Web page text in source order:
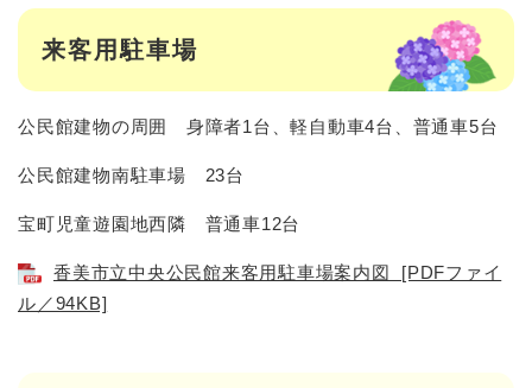
来客用駐車場
公民館建物の周囲 身障者1台、軽自動車4台、普通車5台
公民館建物南駐車場 23台
宝町児童遊園地西隣 普通車12台
香美市立中央公民館来客用駐車場案内図 [PDFファイ
ル／94KB]